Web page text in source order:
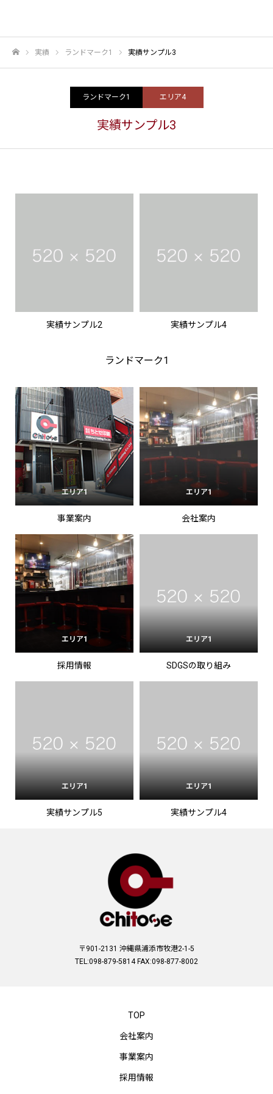
実績 ランドマーク1 実績サンプル3
ランドマーク1 エリア4
実績サンプル3
実績サンプル2 実績サンプル4
ランドマーク1
エリア1
事業案内
エリア1
会社案内
エリア1
採用情報
エリア1
SDGSの取り組み
エリア1
実績サンプル5
エリア1
実績サンプル4
〒901-2131 沖縄県浦添市牧港2-1-5
TEL:098-879-5814 FAX:098-877-8002
TOP
会社案内
事業案内
採用情報